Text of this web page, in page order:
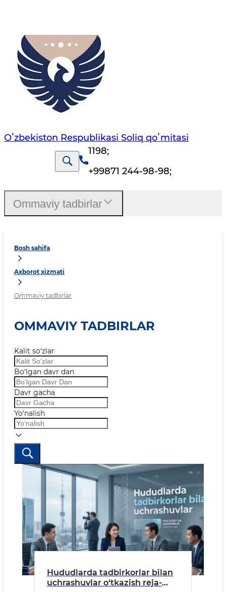
Oʻzbekiston Respublikasi Soliq qoʻmitasi
1198;
+99871 244-98-98;
Bosh sahifa
Axborot xizmati
Ommaviy tadbirlar
OMMAVIY TADBIRLAR
Kalit so‘zlar
Bo‘lgan davr dan
Davr gacha
Yo‘nalish
Hududlarda tadbirkorlar bilan
uchrashuvlar o‘tkazish reja-
Ommaviy tadbirlar